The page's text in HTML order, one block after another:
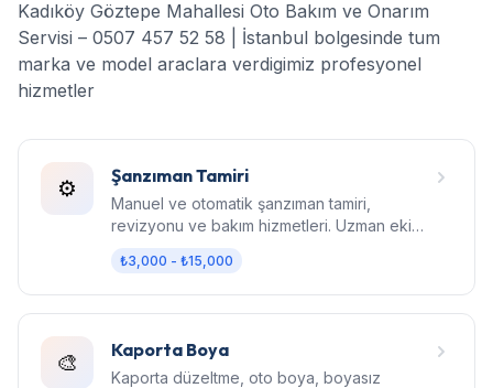
Kadıköy Göztepe Mahallesi Oto Bakım ve Onarım
Servisi – 0507 457 52 58 | İstanbul bolgesinde tum
marka ve model araclara verdigimiz profesyonel
hizmetler
⚙️ Şanzıman Tamiri
Manuel ve otomatik şanzıman tamiri,
revizyonu ve bakım hizmetleri. Uzman ekip,
₺3,000 - ₺15,000
🎨 Kaporta Boya
Kaporta düzeltme, oto boya, boyasız